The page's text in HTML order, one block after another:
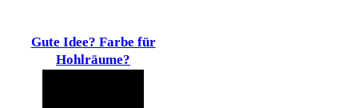
Gute Idee? Farbe für
Hohlräume?